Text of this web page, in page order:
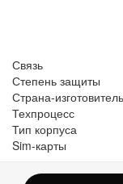
Связь
Степень защиты
Страна-изготовитель
Техпроцесс
Тип корпуса
Sim-карты